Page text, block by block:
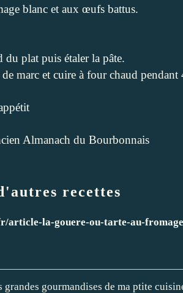
blanc et aux œufs battus.
du plat puis étaler la pâte.
marc et cuire à four chaud
Almanach du Bourbonnais
recettes
article-la-gouere-ou-tarte-au-